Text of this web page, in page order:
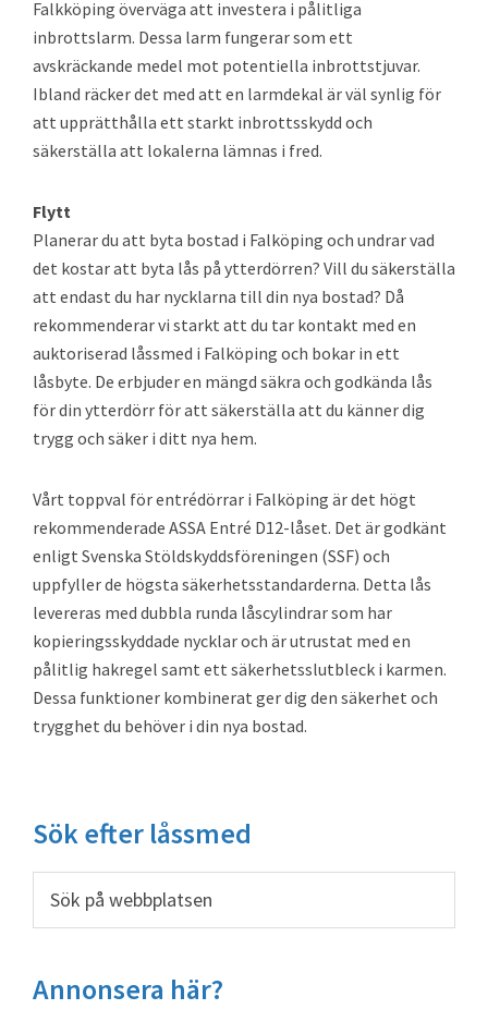
Falkköping överväga att investera i pålitliga
inbrottslarm. Dessa larm fungerar som ett
avskräckande medel mot potentiella inbrottstjuvar.
Ibland räcker det med att en larmdekal är väl synlig för
att upprätthålla ett starkt inbrottsskydd och
säkerställa att lokalerna lämnas i fred.
Flytt
Planerar du att byta bostad i Falköping och undrar vad
det kostar att byta lås på ytterdörren? Vill du säkerställa
att endast du har nycklarna till din nya bostad? Då
rekommenderar vi starkt att du tar kontakt med en
auktoriserad låssmed i Falköping och bokar in ett
låsbyte. De erbjuder en mängd säkra och godkända lås
för din ytterdörr för att säkerställa att du känner dig
trygg och säker i ditt nya hem.
Vårt toppval för entrédörrar i Falköping är det högt
rekommenderade ASSA Entré D12-låset. Det är godkänt
enligt Svenska Stöldskyddsföreningen (SSF) och
uppfyller de högsta säkerhetsstandarderna. Detta lås
levereras med dubbla runda låscylindrar som har
kopieringsskyddade nycklar och är utrustat med en
pålitlig hakregel samt ett säkerhetsslutbleck i karmen.
Dessa funktioner kombinerat ger dig den säkerhet och
trygghet du behöver i din nya bostad.
Primärt
sidofält
Sök efter låssmed
Annonsera här?